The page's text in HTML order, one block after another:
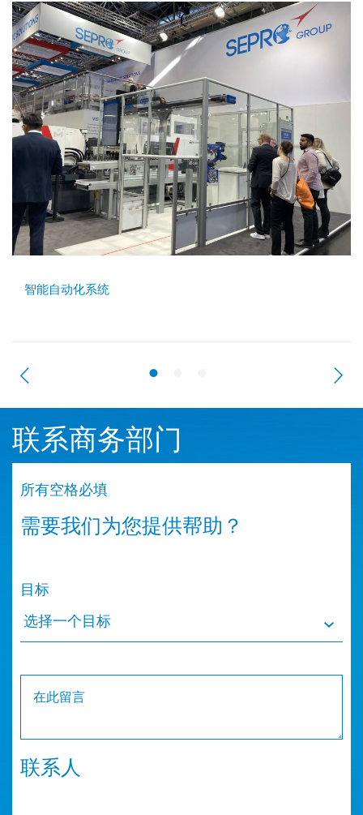
智能自动化系统
联系商务部门
所有空格必填
需要我们为您提供帮助？
目标
选择一个目标
联系人